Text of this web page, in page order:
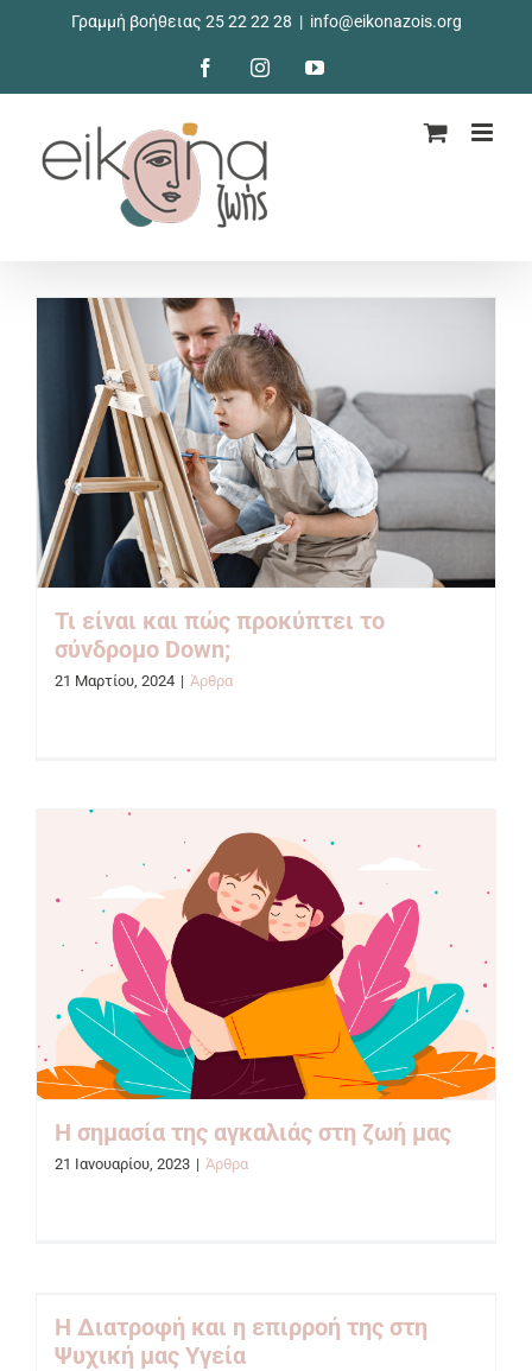
Γραμμή βοήθειας 25 22 22 28 | info@eikonazois.org
FacebookInstagramYouTube
Τι είναι και πώς προκύπτει το
σύνδρομο Down;
21 Μαρτίου, 2024 | Άρθρα
Η σημασία της αγκαλιάς στη ζωή μας
21 Ιανουαρίου, 2023 | Άρθρα
Η Διατροφή και η επιρροή της στη
Ψυχική μας Υγεία